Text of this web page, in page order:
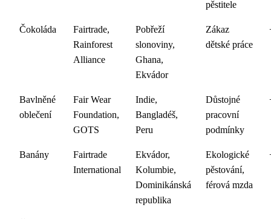
pěstitele
Čokoláda
Fairtrade,
Rainforest
Alliance
Pobřeží
slonoviny,
Ghana,
Ekvádor
Zákaz
dětské práce
Bavlněné
oblečení
Fair Wear
Foundation,
GOTS
Indie,
Bangladéš,
Peru
Důstojné
pracovní
podmínky
Banány
Fairtrade
International
Ekvádor,
Kolumbie,
Dominikánská
republika
Ekologické
pěstování,
férová mzda